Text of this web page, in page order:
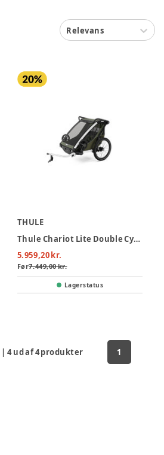
Relevans
THULE
Thule Chariot Lite Double Cykelvogn - Vintage Green
5.959,20 kr.
Før7.449,00 kr.
Lagerstatus
|4ud af4produkter 1